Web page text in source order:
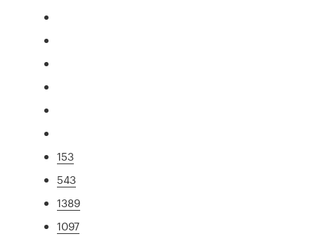
153
543
1389
1097